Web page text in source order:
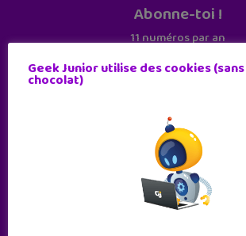
Abonne-toi !
11 numéros par an
Geek Junior utilise des cookies
chocolat)